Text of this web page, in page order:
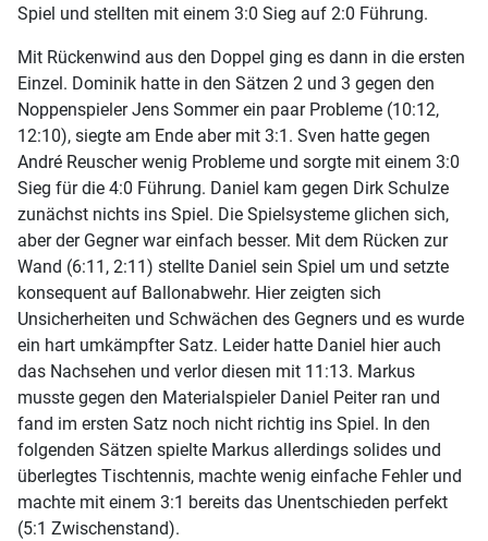
Spiel und stellten mit einem 3:0 Sieg auf 2:0 Führung.
Mit Rückenwind aus den Doppel ging es dann in die ersten
Einzel. Dominik hatte in den Sätzen 2 und 3 gegen den
Noppenspieler Jens Sommer ein paar Probleme (10:12,
12:10), siegte am Ende aber mit 3:1. Sven hatte gegen
André Reuscher wenig Probleme und sorgte mit einem 3:0
Sieg für die 4:0 Führung. Daniel kam gegen Dirk Schulze
zunächst nichts ins Spiel. Die Spielsysteme glichen sich,
aber der Gegner war einfach besser. Mit dem Rücken zur
Wand (6:11, 2:11) stellte Daniel sein Spiel um und setzte
konsequent auf Ballonabwehr. Hier zeigten sich
Unsicherheiten und Schwächen des Gegners und es wurde
ein hart umkämpfter Satz. Leider hatte Daniel hier auch
das Nachsehen und verlor diesen mit 11:13. Markus
musste gegen den Materialspieler Daniel Peiter ran und
fand im ersten Satz noch nicht richtig ins Spiel. In den
folgenden Sätzen spielte Markus allerdings solides und
überlegtes Tischtennis, machte wenig einfache Fehler und
machte mit einem 3:1 bereits das Unentschieden perfekt
(5:1 Zwischenstand).